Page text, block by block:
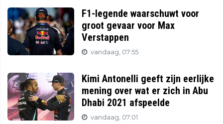
F1-legende waarschuwt voor
groot gevaar voor Max
Verstappen
vandaag, 07:55
Kimi Antonelli geeft zijn eerlijke
mening over wat er zich in Abu
Dhabi 2021 afspeelde
vandaag, 07:01